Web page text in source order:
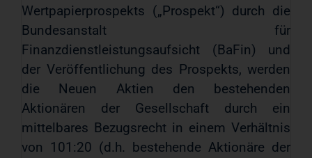
Wertpapierprospekts („Prospekt“) durch die
Bundesanstalt für
Finanzdienstleistungsaufsicht (BaFin) und
der Veröffentlichung des Prospekts, werden
die Neuen Aktien den bestehenden
Aktionären der Gesellschaft durch ein
mittelbares Bezugsrecht in einem Verhältnis
von 101:20 (d.h. bestehende Aktionäre der